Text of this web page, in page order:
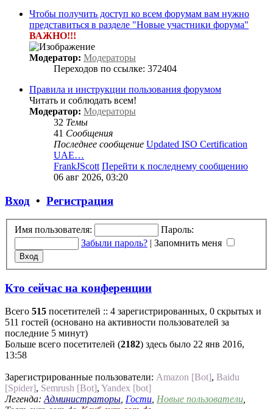
Чтобы получить доступ ко всем форумам вам нужно
представиться в разделе "Новые участники форума"
ВАЖНО!!!
Модератор: Модераторы
Переходов по ссылке: 372404
Правила и инструкции пользования форумом
Читать и соблюдать всем!
Модератор: Модераторы
32 Темы
41 Сообщения
Последнее сообщение Updated ISO Certification
UAE…
FrankJScott Перейти к последнему сообщению
06 авг 2026, 03:20
Вход • Регистрация
Имя пользователя:
Пароль:
Забыли пароль? | Запомнить меня
Кто сейчас на конференции
Всего 515 посетителей :: 4 зарегистрированных, 0 скрытых и
511 гостей (основано на активности пользователей за
последние 5 минут)
Больше всего посетителей (2182) здесь было 22 янв 2016,
13:58
Зарегистрированные пользователи: Amazon [Bot], Baidu
[Spider], Semrush [Bot], Yandex [bot]
Легенда: Администраторы Гости Новые пользователи